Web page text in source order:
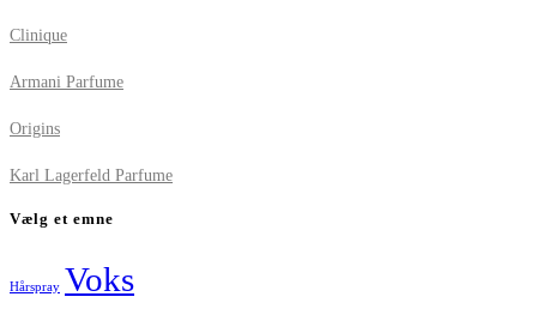
Clinique
Armani Parfume
Origins
Karl Lagerfeld Parfume
Vælg et emne
Hårspray Voks